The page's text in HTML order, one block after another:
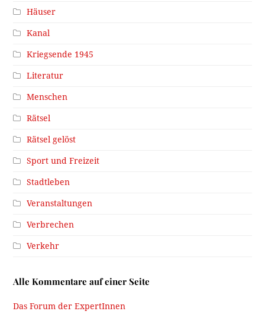
Häuser
Kanal
Kriegsende 1945
Literatur
Menschen
Rätsel
Rätsel gelöst
Sport und Freizeit
Stadtleben
Veranstaltungen
Verbrechen
Verkehr
Alle Kommentare auf einer Seite
Das Forum der ExpertInnen